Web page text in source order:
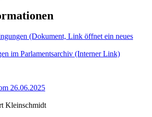
(Dokument, Link öffnet ein neues
im Parlamentsarchiv (Interner Link)
26.06.2025
Kleinschmidt